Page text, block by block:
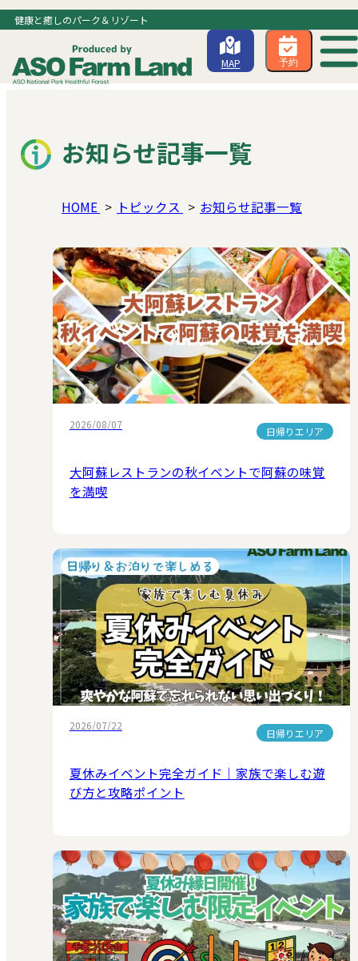
健康と癒しのパーク＆リゾート
MAP 予約
お知らせ記事一覧
HOME トピックス お知らせ記事一覧
2026/08/07
日帰りエリア
大阿蘇レストランの秋イベントで阿蘇の味覚
を満喫
2026/07/22
日帰りエリア
夏休みイベント完全ガイド｜家族で楽しむ遊
び方と攻略ポイント